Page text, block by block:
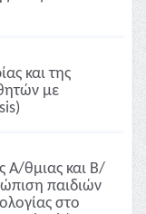
και της
με
Α/θμιας και Β/
παιδιών
στο